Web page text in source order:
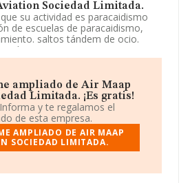
Sociedad Limitada.
su actividad es paracaidismo
de escuelas de paracaidismo,
saltos tándem de ocio.
compraventa,
de materiales afines a
en. La sociedad está inscrita
como Sociedad Limitada. Tiene
anexas al transporte aéreo'.
actividad en mercados exteriores.
disponibles en INFORMA, el
de la compañía ha estado por
ampliado de Air Maap
Limitada. ¡Es gratis!
y te regalamos el
de esta empresa.
AMPLIADO DE AIR MAAP
SOCIEDAD LIMITADA.